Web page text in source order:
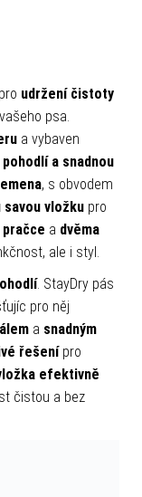
udržení čistoty
psa.
a vybaven
pohodlí a snadnou
, s obvodem
vložku pro
pračce a dvěma
ale i styl.
. StayDry pás
pro něj
a snadným
řešenípro
efektivně
čistou a bez